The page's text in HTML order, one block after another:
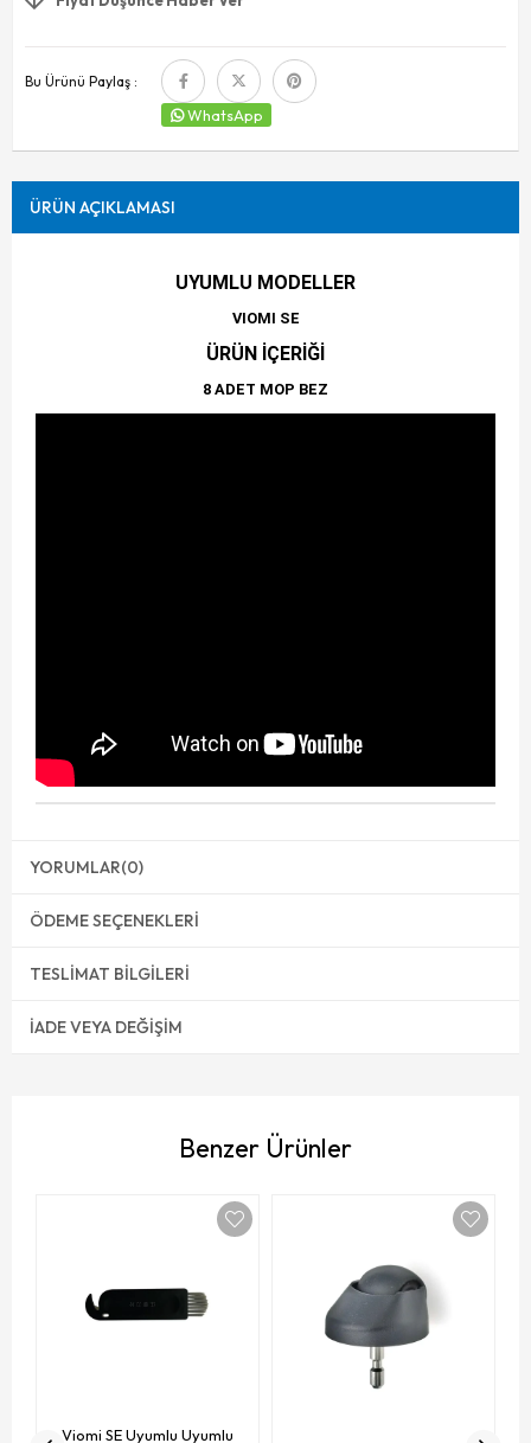
Bu Ürünü Paylaş :
WhatsApp
ÜRÜN AÇIKLAMASI
UYUMLU MODELLER
VIOMI SE
ÜRÜN İÇERİĞİ
8 ADET MOP BEZ
YORUMLAR(0)
ÖDEME SEÇENEKLERI
TESLIMAT BILGILERI
İADE VEYA DEĞIŞIM
Benzer Ürünler
Viomi SE Uyumlu Uyumlu